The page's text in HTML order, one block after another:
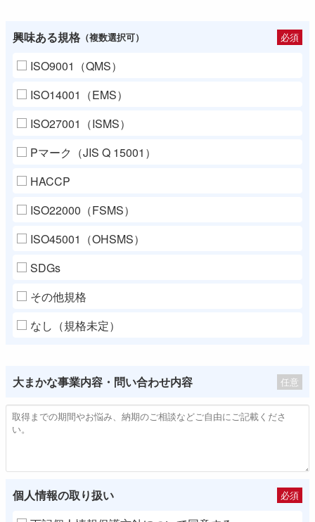
興味ある規格 （複数選択可） 必須
ISO9001（QMS）
ISO14001（EMS）
ISO27001（ISMS）
Pマーク（JIS Q 15001）
HACCP
ISO22000（FSMS）
ISO45001（OHSMS）
SDGs
その他規格
なし（規格未定）
大まかな事業内容 ・問い合わせ内容 任意
個人情報の取り扱い 必須